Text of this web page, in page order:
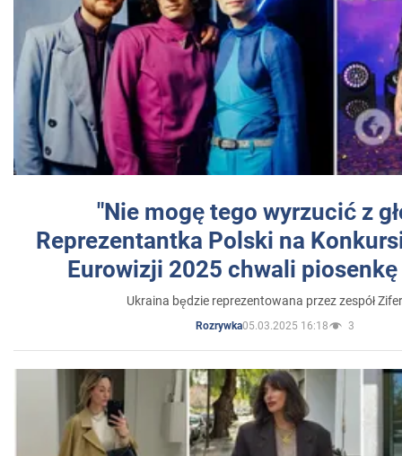
"Nie mogę tego wyrzucić z
Reprezentantka Polski na
Eurowizji 2025 chwali
Ukraina będzie reprezentowana przez zespół
Rozrywka05.03.2025 16:18 3